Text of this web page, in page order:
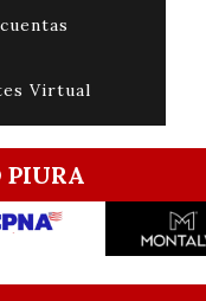
Virtual
PIURA